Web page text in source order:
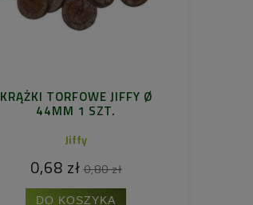
KRĄŻKI TORFOWE JIFFY Ø
44MM 1 SZT.
Jiffy
0,68 zł 0,80 zł
DO KOSZYKA